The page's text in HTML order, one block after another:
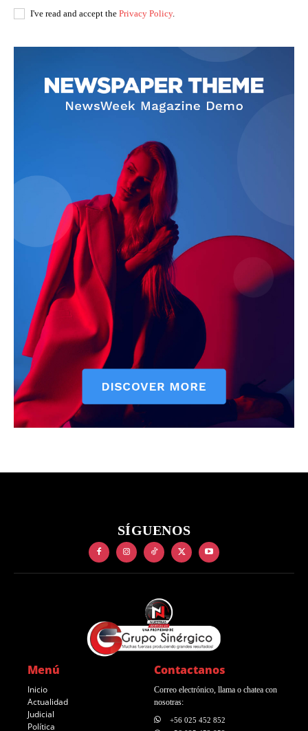
I've read and accept the Privacy Policy.
SÍGUENOS
Menú
Inicio
Actualidad
Judicial
Política
Contactanos
Correo electrónico, llama o chatea con
nosotras:
+56 025 452 852